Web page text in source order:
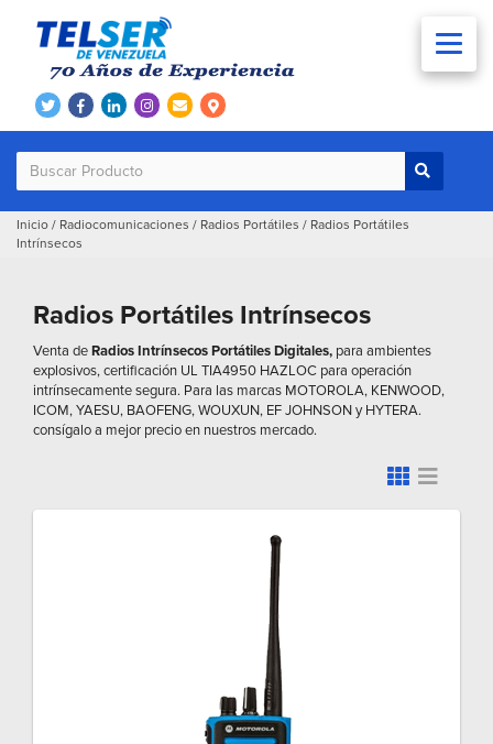
Inicio / Radiocomunicaciones / Radios Portátiles / Radios Portátiles
Intrínsecos
Radios Portátiles Intrínsecos
Venta deRadios Intrínsecos Portátiles Digitales, para ambientes
explosivos, certificación UL TIA4950 HAZLOC para operación
intrínsecamente segura. Para las marcas MOTOROLA, KENWOOD,
ICOM, YAESU, BAOFENG, WOUXUN, EF JOHNSON y HYTERA.
consígalo a mejor precio en nuestros mercado.